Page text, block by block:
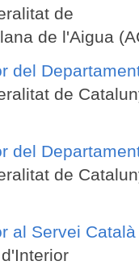
de
de l'Aigua
del
de
del
de
al Servei